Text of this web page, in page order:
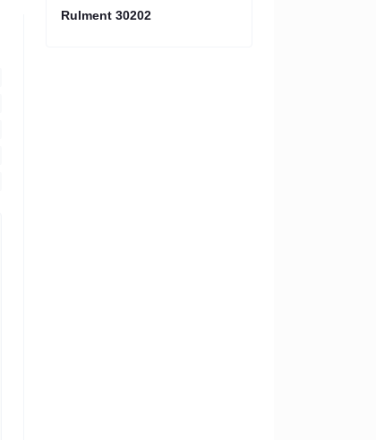
Rulment 30202